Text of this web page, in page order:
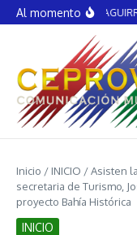
Saltar al contenido
Al momentoÁNGEL
Inicio / INICIO /Asisten
secretaria de Turismo,
proyecto Bahía Histórica
INICIO